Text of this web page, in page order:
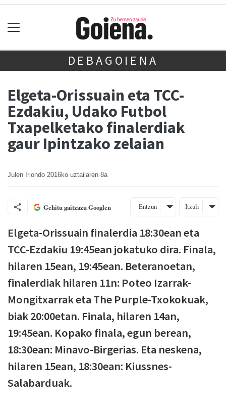
DEBAGOIENA
Elgeta-Orissuain eta TCC-
Ezdakiu, Udako Futbol
Txapelketako finalerdiak
gaur Ipintzako zelaian
Julen Iriondo 2016ko uztailaren 8a
Gehitu gaitzazu Googlen Entzun Itzuli
Elgeta-Orissuain finalerdia 18:30ean eta
TCC-Ezdakiu 19:45ean jokatuko dira. Finala,
hilaren 15ean, 19:45ean. Beteranoetan,
finalerdiak hilaren 11n: Poteo Izarrak-
Mongitxarrak eta The Purple-Txokokuak,
biak 20:00etan. Finala, hilaren 14an,
19:45ean. Kopako finala, egun berean,
18:30ean: Minavo-Birgerias. Eta neskena,
hilaren 15ean, 18:30ean: Kiussnes-
Salabarduak.